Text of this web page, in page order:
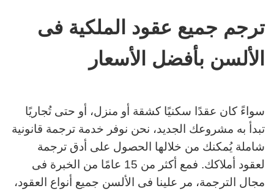
ترجم جميع عقود الملكية فى
الألسن بأفضل الأسعار
سواءً كان عقدًا سكنيًا كشقة أو منزل، أو حتى تُجاريًا
تبدأ به مشروعك الجديد، نحن نوفر خدمة ترجمة قانونية
شاملة يُمكنك من خلالها الحصول على أدق ترجمة
لعقود أملاكك.
فمع أكثر من 15 عامًا من الخبرة فى
مجال الترجمة، مر علينا فى الألسن جميع أنواع العقود،